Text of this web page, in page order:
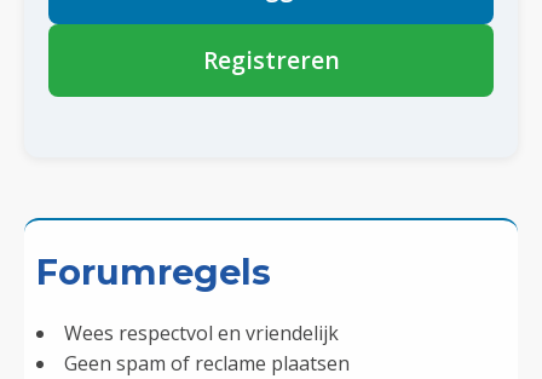
Registreren
Forumregels
Wees respectvol en vriendelijk
Geen spam of reclame plaatsen